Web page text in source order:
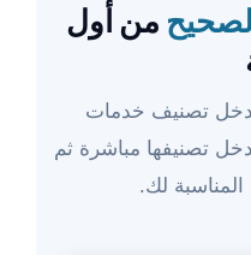
من أول
تصنيف خدمات
تصنيفها مباشرة ثم
المناسبة لك.